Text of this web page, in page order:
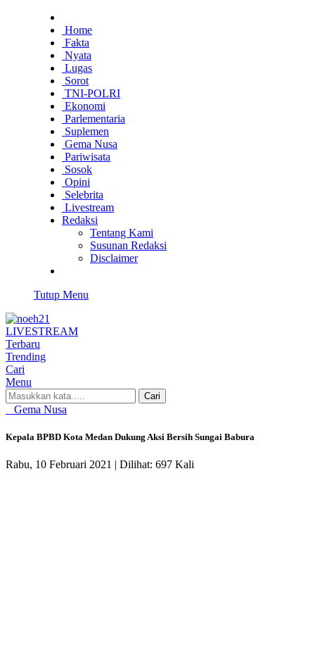
Home
Fakta
Nyata
Lugas
Sorot
TNI-POLRI
Ekonomi
Parlementaria
Suplemen
Gema Nusa
Pariwisata
Sosok
Opini
Selebrita
Livestream
Redaksi
Tentang Kami
Susunan Redaksi
Disclaimer
Tutup Menu
LIVESTREAM
Terbaru
Trending
Cari
Menu
Cari
Gema Nusa
Kepala BPBD Kota Medan Dukung Aksi Bersih Sungai Babura
Rabu, 10 Februari 2021 | Dilihat: 697 Kali